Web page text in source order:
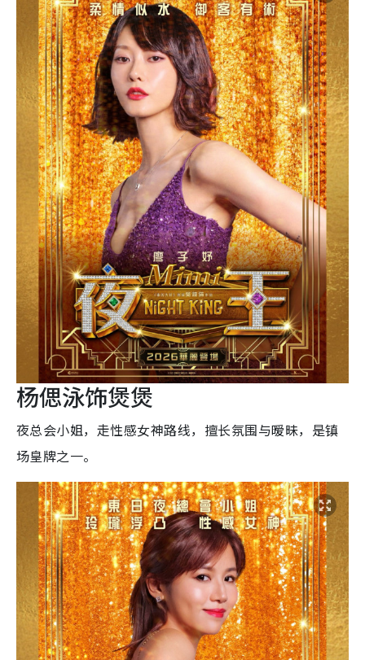
杨偲泳饰煲煲
夜总会小姐，走性感女神路线，擅长氛围与暧昧，是镇
场皇牌之一。